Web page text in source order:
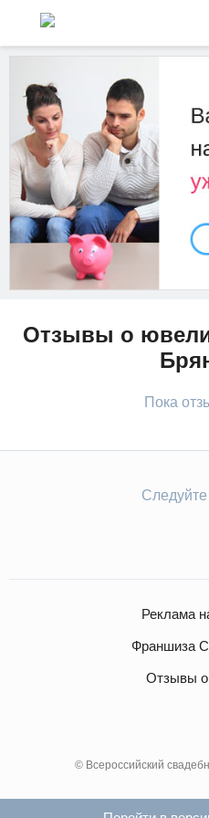
Отзывы о
Пока
Реклама
Франшиза
Отзывы о
© Всероссийский